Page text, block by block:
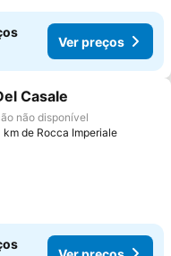
Ver preços
aos favoritos
Casale
não disponível
km de Rocca Imperiale